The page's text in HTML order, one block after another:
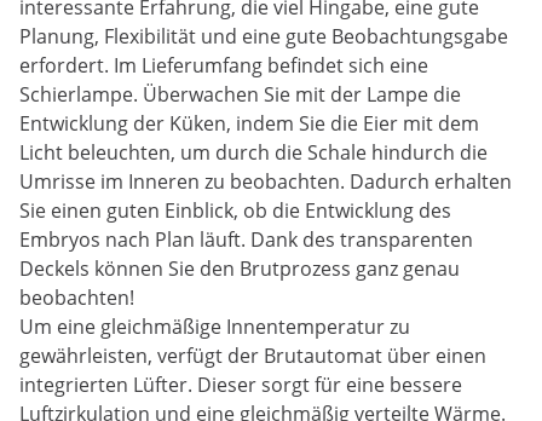
interessante Erfahrung, die viel Hingabe, eine gute
Planung, Flexibilität und eine gute Beobachtungsgabe
erfordert. Im Lieferumfang befindet sich eine
Schierlampe. Überwachen Sie mit der Lampe die
Entwicklung der Küken, indem Sie die Eier mit dem
Licht beleuchten, um durch die Schale hindurch die
Umrisse im Inneren zu beobachten. Dadurch erhalten
Sie einen guten Einblick, ob die Entwicklung des
Embryos nach Plan läuft. Dank des transparenten
Deckels können Sie den Brutprozess ganz genau
beobachten!
Um eine gleichmäßige Innentemperatur zu
gewährleisten, verfügt der Brutautomat über einen
integrierten Lüfter. Dieser sorgt für eine bessere
Luftzirkulation und eine gleichmäßig verteilte Wärme.